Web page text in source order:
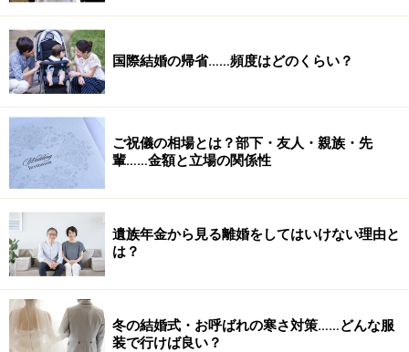
国際結婚の帰省……頻度はどのくらい？
ご祝儀の相場とは？部下・友人・親族・先
輩……金額と立場の関係性
遺族年金から見る離婚をしてはいけない理由と
は？
冬の結婚式・お呼ばれの寒さ対策……どんな服
装で行けば良い？